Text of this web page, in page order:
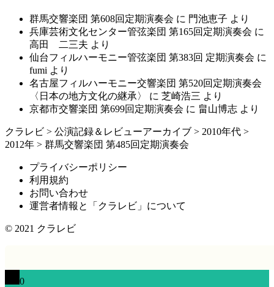
群馬交響楽団 第608回定期演奏会 に 門池恵子 より
兵庫芸術文化センター管弦楽団 第165回定期演奏会 に
高田 二三夫 より
仙台フィルハーモニー管弦楽団 第383回 定期演奏会 に
fumi より
名古屋フィルハーモニー交響楽団 第520回定期演奏会
〈日本の地方文化の継承〉
に 芝崎浩三 より
京都市交響楽団 第699回定期演奏会 に 畠山博志 より
クラレビ > 公演記録＆レビューアーカイブ > 2010年代 >
2012年 > 群馬交響楽団 第485回定期演奏会
プライバシーポリシー
利用規約
お問い合わせ
運営者情報と「クラレビ」について
© 2021 クラレビ
0